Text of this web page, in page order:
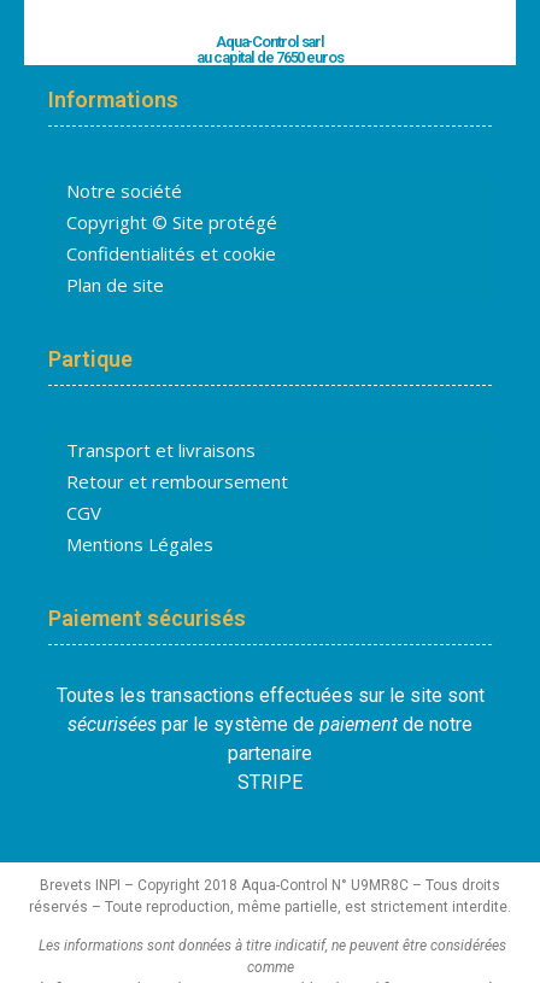
Aqua-Control sarl
au capital de 7650 euros
Informations
Notre société
Copyright © Site protégé
Confidentialités et cookie
Plan de site
Partique
Transport et livraisons
Retour et remboursement
CGV
Mentions Légales
Paiement sécurisés
Toutes les transactions effectuées sur le site sont
sécurisées par le système de paiement de notre
partenaire
STRIPE
Brevets INPI – Copyright 2018 Aqua-Control N° U9MR8C – Tous droits
réservés – Toute reproduction, même partielle, est strictement interdite.
Les informations sont données à titre indicatif, ne peuvent être considérées
comme